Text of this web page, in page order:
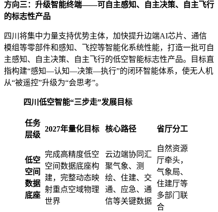
方向三：升级智能终端——可自主感知、自主决策、自主飞行
的标志性产品
四川将集中力量支持优势主体，加快提升边端AI芯片、通信
模组等零部件和感知、飞控等智能化系统性能，打造一批可自
主感知、自主决策、自主飞行的低空智能标志性产品。目标直
指构建“感知—认知—决策—执行”的闭环智能体系，使无人机
从“被遥控”升级为“会思考”。
四川低空智能“三步走”发展目标
任务
层级
2027年量化目标 核心路径 省厅分工
低空
空间
数据
底座
完成高精度低空
空间数据底座构
建，完整动态映
射重点空域物理
世界
云边端协同汇
聚气象、测
绘、住建、交
通、应急、通
信等关键数据
自然资源
厅牵头，
气象局、
住建厅等
多部门联
合